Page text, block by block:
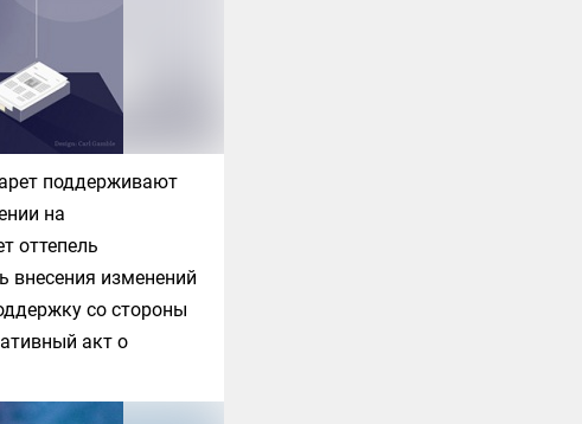
поддерживают
на
оттепель
внесения изменений
со стороны
акт о